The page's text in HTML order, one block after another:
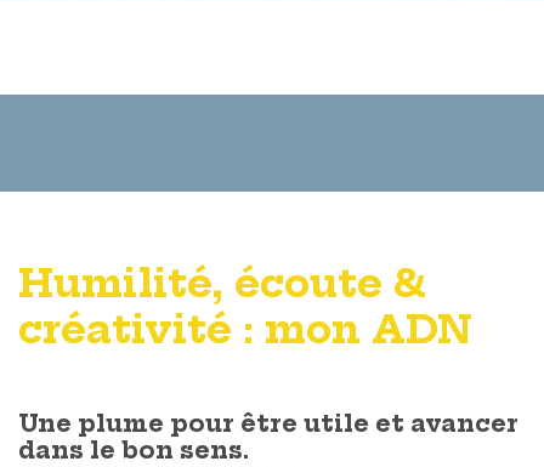
Humilité, écoute &
créativité : mon ADN
Une plume pour être utile et avancer
dans le bon sens.